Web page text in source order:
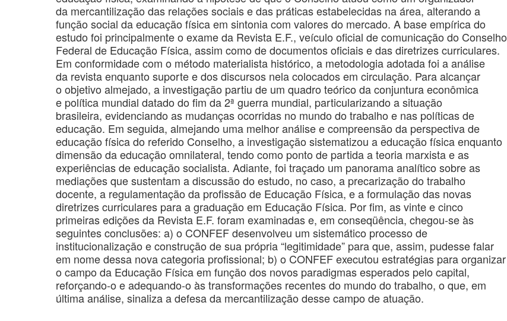
da mercantilização das relações sociais e das práticas estabelecidas na área, alterando a
função social da educação física em sintonia com valores do mercado. A base empírica do
estudo foi principalmente o exame da Revista E.F., veículo oficial de comunicação do Conselho
Federal de Educação Física, assim como de documentos oficiais e das diretrizes curriculares.
Em conformidade com o método materialista histórico, a metodologia adotada foi a análise
da revista enquanto suporte e dos discursos nela colocados em circulação. Para alcançar
o objetivo almejado, a investigação partiu de um quadro teórico da conjuntura econômica
e política mundial datado do fim da 2ª guerra mundial, particularizando a situação
brasileira, evidenciando as mudanças ocorridas no mundo do trabalho e nas políticas de
educação. Em seguida, almejando uma melhor análise e compreensão da perspectiva de
educação física do referido Conselho, a investigação sistematizou a educação física enquanto
dimensão da educação omnilateral, tendo como ponto de partida a teoria marxista e as
experiências de educação socialista. Adiante, foi traçado um panorama analítico sobre as
mediações que sustentam a discussão do estudo, no caso, a precarização do trabalho
docente, a regulamentação da profissão de Educação Física, e a formulação das novas
diretrizes curriculares para a graduação em Educação Física. Por fim, as vinte e cinco
primeiras edições da Revista E.F. foram examinadas e, em conseqüência, chegou-se às
seguintes conclusões: a) o CONFEF desenvolveu um sistemático processo de
institucionalização e construção de sua própria “legitimidade” para que, assim, pudesse falar
em nome dessa nova categoria profissional; b) o CONFEF executou estratégias para organizar
o campo da Educação Física em função dos novos paradigmas esperados pelo capital,
reforçando-o e adequando-o às transformações recentes do mundo do trabalho, o que, em
última análise, sinaliza a defesa da mercantilização desse campo de atuação.